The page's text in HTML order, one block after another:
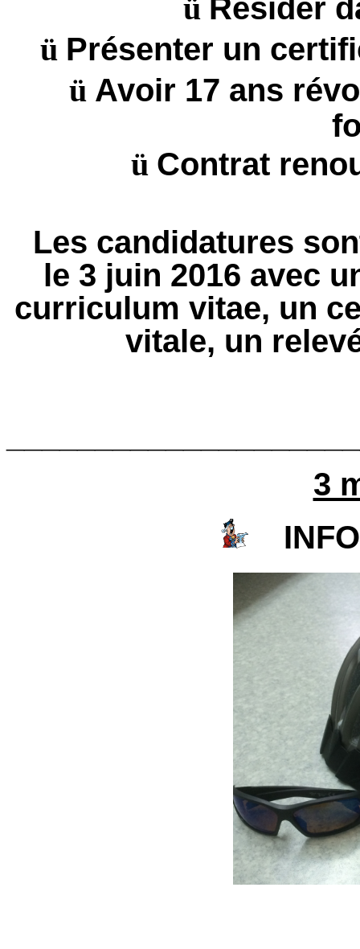
ü Résider
ü Présenter un
ü Avoir 17 ans
ü Contrat
Les candidatures
le 3 juin 2016 avec
curriculum vitae, un
vitale, un
3
INFO